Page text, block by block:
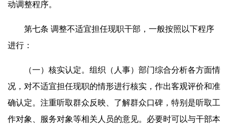
动调整程序。
第七条 调整不适宜担任现职干部，一般按照以下程序
进行：
（一）核实认定。组织（人事）部门综合分析各方面情
况，对不适宜担任现职的情形进行核实，作出客观评价和准
确认定。注重听取群众反映、了解群众口碑，特别是听取工
作对象、服务对象等相关人员的意见。必要时可以与干部本